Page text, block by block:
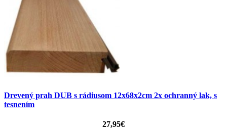
Drevený prah DUB s rádiusom 12x68x2cm 2x ochranný lak, s
tesnením
27,95€